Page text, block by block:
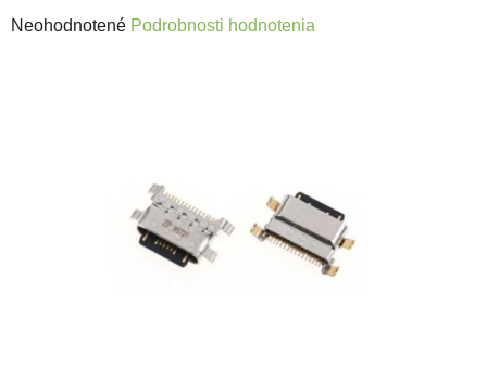
Priemerné hodnotenie produktu je 0,0 z 5 hviezdičiek.
Neohodnotené Podrobnosti hodnotenia